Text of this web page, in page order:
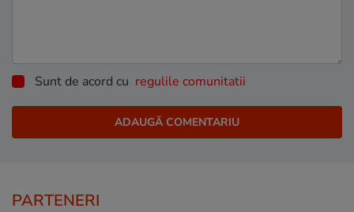
Sunt de acord cu regulile comunitatii
PARTENERI